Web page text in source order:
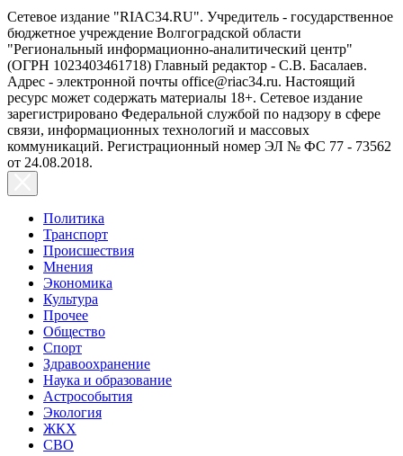
Сетевое издание "RIAC34.RU". Учредитель - государственное
бюджетное учреждение Волгоградской области
"Региональный информационно-аналитический центр"
(ОГРН 1023403461718) Главный редактор - С.В. Басалаев.
Адрес - электронной почты office@riac34.ru. Настоящий
ресурс может содержать материалы 18+. Сетевое издание
зарегистрировано Федеральной службой по надзору в сфере
связи, информационных технологий и массовых
коммуникаций. Регистрационный номер ЭЛ № ФС 77 - 73562
от 24.08.2018.
Политика
Транспорт
Происшествия
Мнения
Экономика
Культура
Прочее
Общество
Спорт
Здравоохранение
Наука и образование
Астрособытия
Экология
ЖКХ
СВО